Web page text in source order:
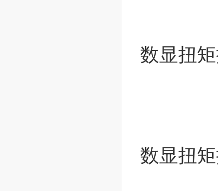
数显扭
数显扭